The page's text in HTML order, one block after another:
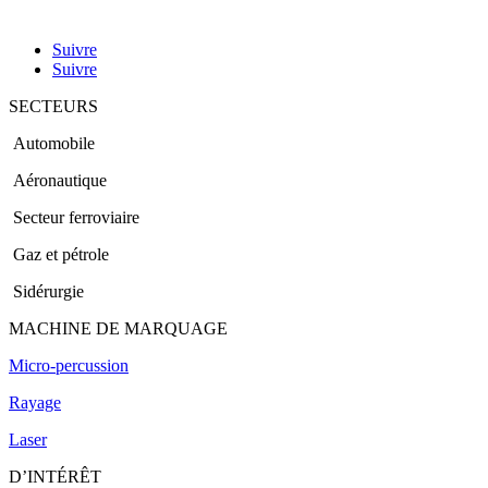
Suivre
Suivre
SECTEURS
Automobile
Aéronautique
Secteur ferroviaire
Gaz et pétrole
Sidérurgie
MACHINE DE MARQUAGE
Micro-percussion
Rayage
Laser
D’INTÉRÊT